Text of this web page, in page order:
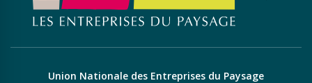
Union Nationale des Entreprises du Paysage